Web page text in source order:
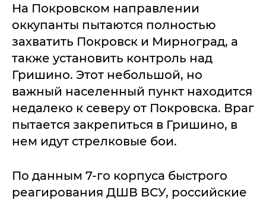
На Покровском направлении
оккупанты пытаются полностью
захватить Покровск и Мирноград, а
также установить контроль над
Гришино. Этот небольшой, но
важный населенный пункт находится
недалеко к северу от Покровска. Враг
пытается закрепиться в Гришино, в
нем идут стрелковые бои.
По данным 7-го корпуса быстрого
реагирования ДШВ ВСУ, российские